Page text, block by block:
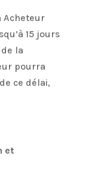
Acheteur
15 jours
la
pourra
ce délai,
et